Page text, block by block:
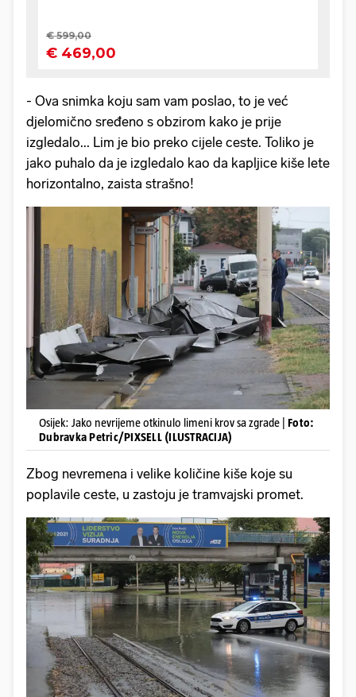
- Ova snimka koju sam vam poslao, to je već
djelomično sređeno s obzirom kako je prije
izgledalo... Lim je bio preko cijele ceste. Toliko je
jako puhalo da je izgledalo kao da kapljice kiše lete
horizontalno, zaista strašno!
Osijek: Jako nevrijeme otkinulo limeni krov sa zgrade | Foto:
Dubravka Petric/PIXSELL (ILUSTRACIJA)
Zbog nevremena i velike količine kiše koje su
poplavile ceste, u zastoju je tramvajski promet.